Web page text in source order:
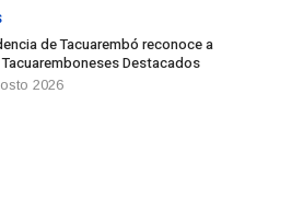
de Tacuarembó reconoce a
Destacados
2026